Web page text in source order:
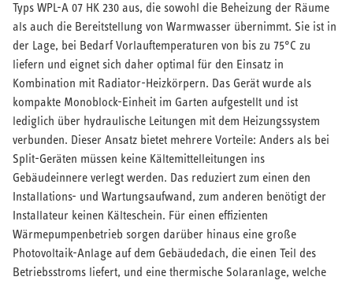
Typs WPL-A 07 HK 230 aus, die sowohl die Beheizung der Räume
als auch die Bereitstellung von Warmwasser übernimmt. Sie ist in
der Lage, bei Bedarf Vorlauftemperaturen von bis zu 75°C zu
liefern und eignet sich daher optimal für den Einsatz in
Kombination mit Radiator-Heizkörpern. Das Gerät wurde als
kompakte Monoblock-Einheit im Garten aufgestellt und ist
lediglich über hydraulische Leitungen mit dem Heizungssystem
verbunden. Dieser Ansatz bietet mehrere Vorteile: Anders als bei
Split-Geräten müssen keine Kältemittelleitungen ins
Gebäudeinnere verlegt werden. Das reduziert zum einen den
Installations- und Wartungsaufwand, zum anderen benötigt der
Installateur keinen Kälteschein. Für einen effizienten
Wärmepumpenbetrieb sorgen darüber hinaus eine große
Photovoltaik-Anlage auf dem Gebäudedach, die einen Teil des
Betriebsstroms liefert, und eine thermische Solaranlage, welche